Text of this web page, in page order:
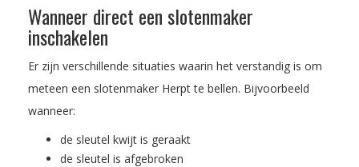
Wanneer direct een slotenmaker
inschakelen
Er zijn verschillende situaties waarin het verstandig is om
meteen een slotenmaker Herpt te bellen. Bijvoorbeeld
wanneer:
de sleutel kwijt is geraakt
de sleutel is afgebroken